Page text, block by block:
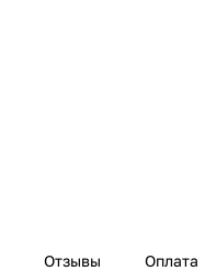
Отзывы Оплата